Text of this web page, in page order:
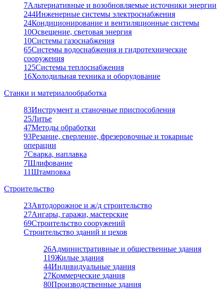
7Альтернативные и возобновляемые источники энергии
244Инженерные системы электроснабжения
24Кондиционирование и вентиляционные системы
10Освещение, световая энергия
10Системы газоснабжения
65Системы водоснабжения и гидротехнические
сооружения
125Системы теплоснабжения
16Холодильная техника и оборудование
Станки и материалообработка
83Инструмент и станочные приспособления
25Литье
47Методы обработки
93Резание, сверление, фрезеровочные и токарные
операции
7Сварка, наплавка
7Шлифование
11Штамповка
Строительство
23Автодорожное и ж/д строительство
27Ангары, гаражи, мастерские
69Строительство сооружений
Строительство зданий и цехов
26Административные и общественные здания
119Жилые здания
44Индивидуальные здания
27Коммерческие здания
80Производственные здания